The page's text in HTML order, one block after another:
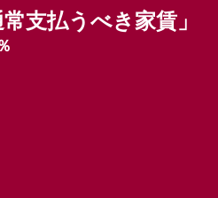
支払うべき家賃」